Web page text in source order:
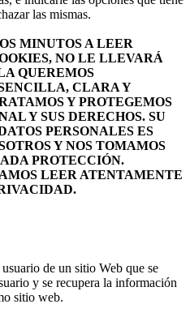
las mismas.
MINUTOS A LEER
NO LE LLEVARÁ
QUEREMOS
CLARA Y
Y PROTEGEMOS
Y SUS DERECHOS. SU
PERSONALES ES
Y NOS TOMAMOS
PROTECCIÓN.
LEER ATENTAMENTE
de un sitio Web que se
y se recupera la información
sitio web.